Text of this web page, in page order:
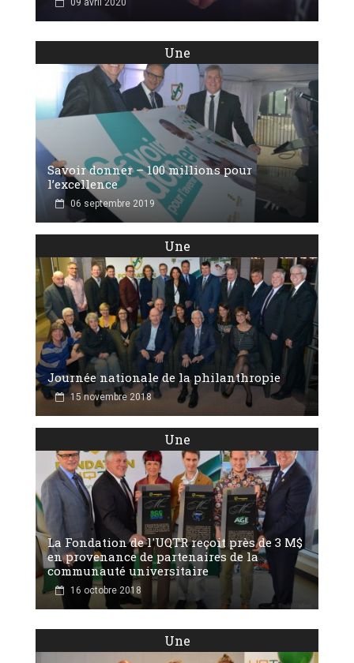
Une
Savoir donner – 100 millions pour
l’excellence
06 septembre 2019
Une
Journée nationale de la philanthropie
15 novembre 2018
Une
La Fondation de l'UQTR reçoit près de 3 M$
en provenance de partenaires de la
communauté universitaire
16 octobre 2018
Une